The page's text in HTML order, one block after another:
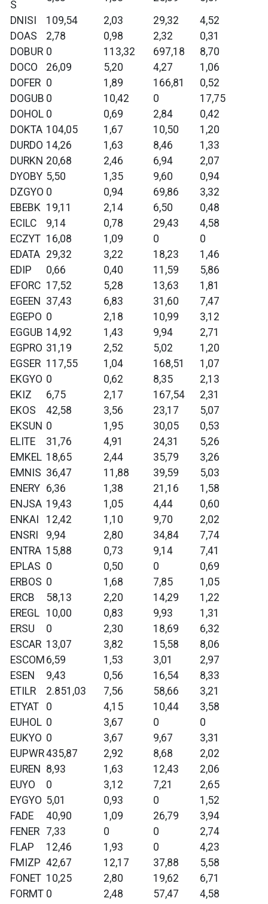
S
DNISI
109,54 2,03 29,32
4,52
DOAS
2,78 0,98 2,32
0,31
DOBUR 0 113,32 697,18
8,70
DOCO
26,09 5,20 4,27
1,06
DOFER 0 1,89 166,81
0,52
DOGUB 0 10,42 0
17,75
DOHOL 0 0,69 2,84
0,42
DOKTA 104,05 1,67 10,50
1,20
DURDO 14,26 1,63 8,46
1,33
DURKN 20,68 2,46 6,94
2,07
DYOBY 5,50 1,35 9,60
0,94
DZGYO 0 0,94 69,86
3,32
EBEBK 19,11 2,14 6,50
0,48
ECILC
9,14 0,78 29,43
4,58
ECZYT 16,08 1,09 0
0
EDATA 29,32 3,22 18,23
1,46
EDIP
0,66 0,40 11,59
5,86
EFORC 17,52 5,28 13,63
1,81
EGEEN
37,43 6,83 31,60
7,47
EGEPO 0 2,18 10,99
3,12
EGGUB 14,92 1,43 9,94
2,71
EGPRO 31,19 2,52 5,02
1,20
EGSER 117,55 1,04 168,51
1,07
EKGYO 0 0,62 8,35
2,13
EKIZ
6,75 2,17 167,54
2,31
EKOS
42,58 3,56 23,17
5,07
EKSUN 0 1,95 30,05
0,53
ELITE
31,76 4,91 24,31
5,26
EMKEL 18,65 2,44 35,79
3,26
EMNIS 36,47 11,88 39,59
5,03
ENERY 6,36 1,38 21,16
1,58
ENJSA 19,43 1,05 4,44
0,60
ENKAI
12,42 1,10 9,70
2,02
ENSRI
9,94 2,80 34,84
7,74
ENTRA 15,88 0,73 9,14
7,41
EPLAS 0 0,50 0
0,69
ERBOS 0 1,68 7,85
1,05
ERCB
58,13 2,20 14,29
1,22
EREGL 10,00 0,83 9,93
1,31
ERSU
0 2,30 18,69
6,32
ESCAR 13,07 3,82 15,58
8,06
ESCOM 6,59 1,53 3,01
2,97
ESEN
9,43 0,56 16,54
8,33
ETILR
2.851,03 7,56 58,66
3,21
ETYAT
0 4,15 10,44
3,58
EUHOL 0 3,67 0
0
EUKYO 0 3,67 9,67
3,31
EUPWR435,87 2,92 8,68
2,02
EUREN
8,93 1,63 12,43
2,06
EUYO
0 3,12 7,21
2,65
EYGYO 5,01 0,93 0
1,52
FADE
40,90 1,09 26,79
3,94
FENER 7,33 0 0
2,74
FLAP
12,46 1,93 0
4,23
FMIZP 42,67 12,17 37,88
5,58
FONET 10,25 2,80 19,62
6,71
FORMT 0 2,48 57,47
4,58